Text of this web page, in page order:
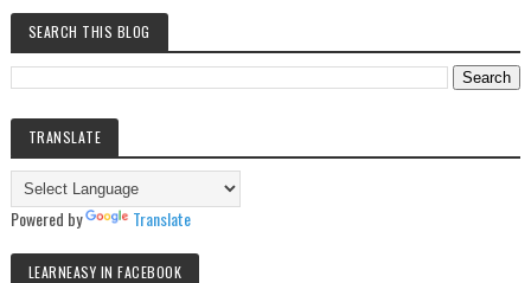
SEARCH THIS BLOG
TRANSLATE
Powered by Translate
LEARNEASY IN FACEBOOK